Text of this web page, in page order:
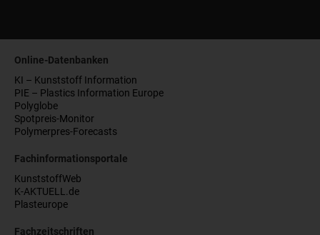
Online-Datenbanken
KI – Kunststoff Information
PIE – Plastics Information Europe
Polyglobe
Spotpreis-Monitor
Polymerpres-Forecasts
Fachinformationsportale
KunststoffWeb
K-AKTUELL.de
Plasteurope
Fachzeitschriften